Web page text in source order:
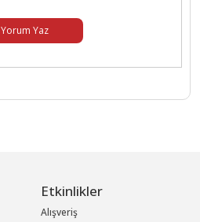
Yorum Yaz
Etkinlikler
Alışveriş